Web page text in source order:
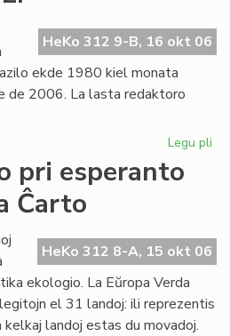
HeKo 312 9-B, 16 okt 06
ekde 1980 kiel monata
de 2006. La lasta redaktoro
Legu pli
la
LF
pri esperanto
Ĉarto
HeKo 312 8-A, 15 okt 06
ekologio. La Eŭropa Verda
el 31 landoj: ili reprezentis
landoj estas du movadoj.